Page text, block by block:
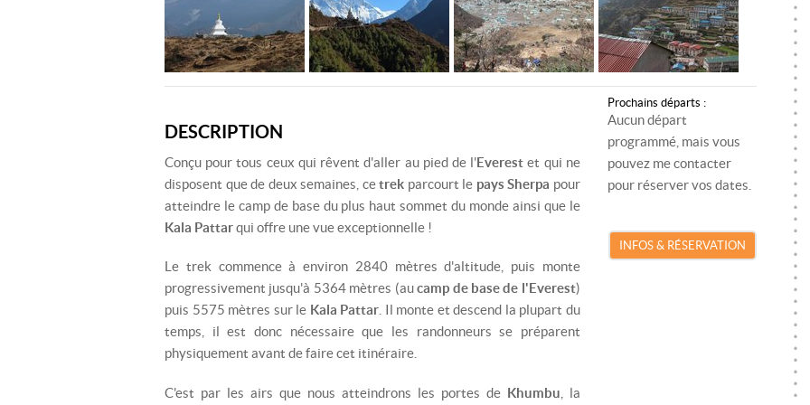
SKI DE RANDONNÉE
SNOWKITE
SPÉLÉOLOGIE
VTT
VIA FERRATA
MONITEUR SKI/SNOWBOARD
MONITEUR SNOWKITE
MONITEUR SPÉLÉOLOGIE
VTT
DESCRIPTION
Conçu pour tous ceux qui rêvent d'aller au pied de l'Everestet qui ne
disposent que de deux semaines, cetrek parcourt le pays Sherpa pour
atteindre le camp de base du plus haut sommet du monde ainsi que le
Kala Pattarqui offre une vue exceptionnelle !
Le trek commence à environ 2840 mètres d'altitude, puis monte
progressivement jusqu'à 5364 mètres (aucamp de base de l'Everest)
puis 5575 mètres sur le Kala Pattar. Il monte et descend la plupart du
temps, il est donc nécessaire que les randonneurs se préparent
physiquement avant de faire cet itinéraire.
C'est par les airs que nous atteindrons les portes de Khumbu , la
Prochains départs :
Aucun départ
programmé, mais vous
pouvez me contacter
pour réserver vos dates.
INFOS & RÉSERVATION